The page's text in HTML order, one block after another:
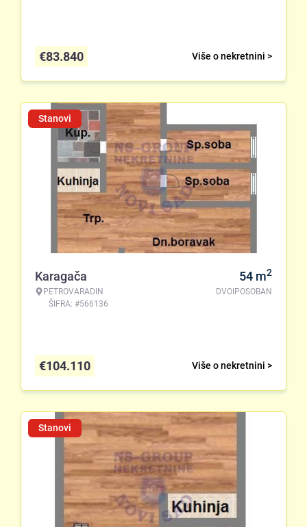
Više o nekretnini >
€83.840
Stanovi
Karagača
PETROVARADIN
ŠIFRA: #566136
54 m2
DVOIPOSOBAN
Više o nekretnini >
€104.110
Stanovi